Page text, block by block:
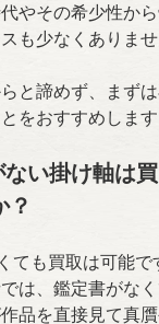
やその希少性か
も少なくありませ
と諦めず、まず
をおすすめします
い掛け軸は
？
ても買取は可能で
は、鑑定書がな
品を直接見て真